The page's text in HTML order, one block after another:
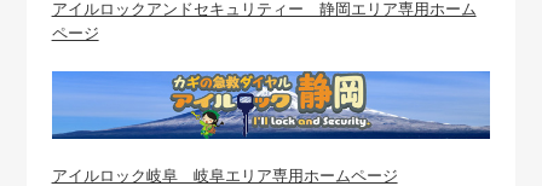
アイルロックアンドセキュリティー 静岡エリア専用ホーム
ページ
アイルロック岐阜 岐阜エリア専用ホームページ